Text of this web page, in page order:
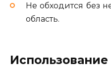
Не обходится без
область.